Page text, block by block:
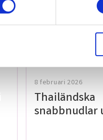
Bli den första att lämna ett
8 februari 2026
Thailändska
snabbnudlar